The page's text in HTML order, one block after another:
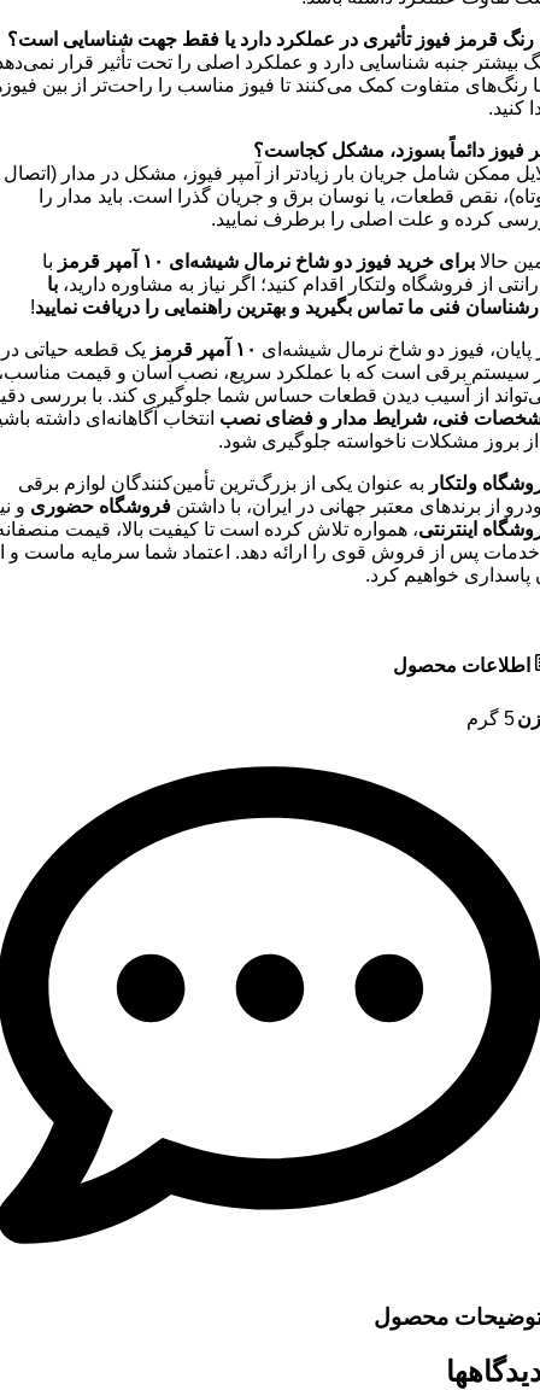
رنگ قرمز فیوز تأثیری در عملکرد دارد یا فقط جهت شناسایی است؟
بیشتر جنبه شناسایی دارد و عملکرد اصلی را تحت تأثیر قرار
رنگ‌های متفاوت کمک می‌کنند تا فیوز مناسب را راحت‌تر از بین
کنید.
فیوز دائماً بسوزد، مشکل کجاست؟
ممکن شامل جریان بار زیادتر از آمپر فیوز، مشکل در مدار (اتصال
نقص قطعات، یا نوسان برق و جریان گذرا است. باید مدار را
کرده و علت اصلی را برطرف نمایید.
حالا برای خرید فیوز دو شاخ نرمال شیشه‌ای ۱۰ آمپر قرمز با
از فروشگاه ولتکار اقدام کنید؛ اگر نیاز به مشاوره دارید، با
فنی ما تماس بگیرید و بهترین راهنمایی را دریافت نمایید!
پایان، فیوز دو شاخ نرمال شیشه‌ای ۱۰ آمپر قرمز یک قطعه حیاتی در
سیستم برقی است که با عملکرد سریع، نصب آسان و قیمت
از آسیب دیدن قطعات حساس شما جلوگیری کند. با بررسی
فنی، شرایط مدار و فضای نصب انتخاب آگاهانه‌ای داشته
از بروز مشکلات ناخواسته جلوگیری شود.
ولتکار به عنوان یکی از بزرگ‌ترین تأمین‌کنندگان لوازم برقی
از برندهای معتبر جهانی در ایران، با داشتن فروشگاه حضوری و
اینترنتی، همواره تلاش کرده است تا کیفیت بالا، قیمت
پس از فروش قوی را ارائه دهد. اعتماد شما سرمایه ماست و
پاسداری خواهیم کرد.
اطلاعات محصول
5 گرم
محصول